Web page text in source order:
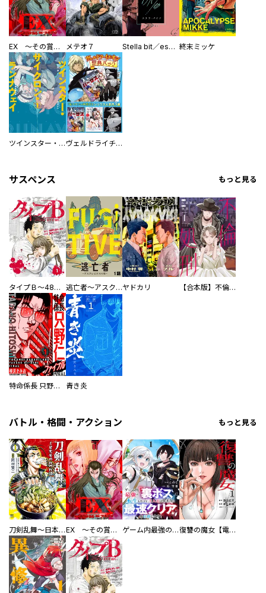
EX ～その賞金稼ぎは、世界の出口を探す～【単行本版】 メテオ７ Stella bit／es【単話版】 終末ミッケ
ツインスター・サイクロン・ランナウェイ ヴェルドライチオシ聖典パック 『転スラ』ミニ画集付き シリウス人気作３選
サスペンス もっと見る
タイプＢ～48時間後、致死率100％～【単話】 逃亡者～アスクレピオスの杖～ヤドカリ 【合本版】不倫処刑
特命係長 只野仁ファイナル 愛蔵版 青き炎
バトル・格闘・アクション もっと見る
刀剣乱舞～日本号つれづれ酒～ EX ～その賞金稼ぎは、世界の出口を探す～【単行本版】 ゲーム内最強の『裏ボス』に転生したので、主人公の代わりに最速クリアを目指します！【電子単行本版】 復讐の魔女【電子単行本版】